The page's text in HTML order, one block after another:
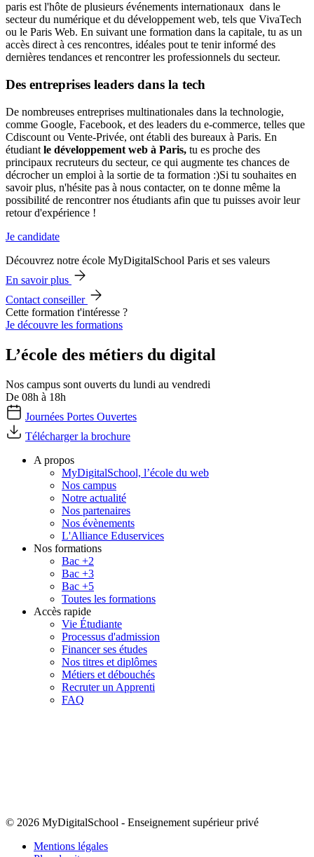
paris est l'hôte de plusieurs événements internationaux dans le
secteur du numérique et du développement web, tels que VivaTech
ou le Paris Web. En suivant une formation dans la capitale, tu as un
accès direct à ces rencontres, idéales pout te tenir informé des
dernières tendances et rencontrer les professionnels du secteur.
Des entreprises leaders dans la tech
De nombreuses entreprises multinationales dans la technologie,
comme Google, Facebook, et des leaders du e-commerce, telles que
Cdiscount ou Vente-Privée, ont établi des bureaux à Paris. En
étudiant le développement web à Paris, tu es proche des
principaux recruteurs du secteur, ce qui augmente tes chances de
décrocher un emploi à la sortie de ta formation :)Si tu souhaites en
savoir plus, n'hésite pas à nous contacter, on te donne même la
possibilité de rencontrer nos étudiants afin que tu puisses avoir leur
retour d'expérience !
Je candidate
Découvrez notre école MyDigitalSchool Paris et ses valeurs
En savoir plus
Contact conseiller
Cette formation t'intéresse ?
Je découvre les formations
L’école des métiers du digital
Nos campus sont ouverts du lundi au vendredi
De 08h à 18h
Journées Portes Ouvertes
Télécharger la brochure
A propos
MyDigitalSchool, l’école du web
Nos campus
Notre actualité
Nos partenaires
Nos évènements
L'Alliance Eduservices
Nos formations
Bac +2
Bac +3
Bac +5
Toutes les formations
Accès rapide
Vie Étudiante
Processus d'admission
Financer ses études
Nos titres et diplômes
Métiers et débouchés
Recruter un Apprenti
FAQ
© 2026 MyDigitalSchool - Enseignement supérieur privé
Mentions légales